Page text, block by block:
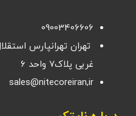
09003406606
غربی پلاک۷ واحد ۶
sales@nitecoreiran,ir